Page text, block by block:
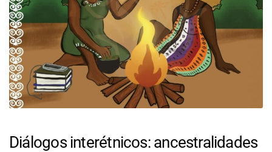
Diálogos interétnicos: ancestralidades